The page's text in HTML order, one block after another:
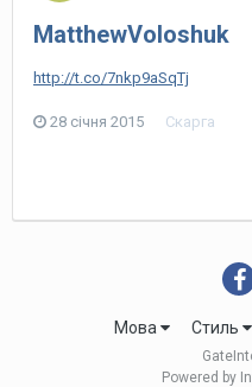
MatthewVoloshuk
http://t.co/7nkp9aSqTj
28 січня 2015 Скарга
Мова Стиль
Powered by